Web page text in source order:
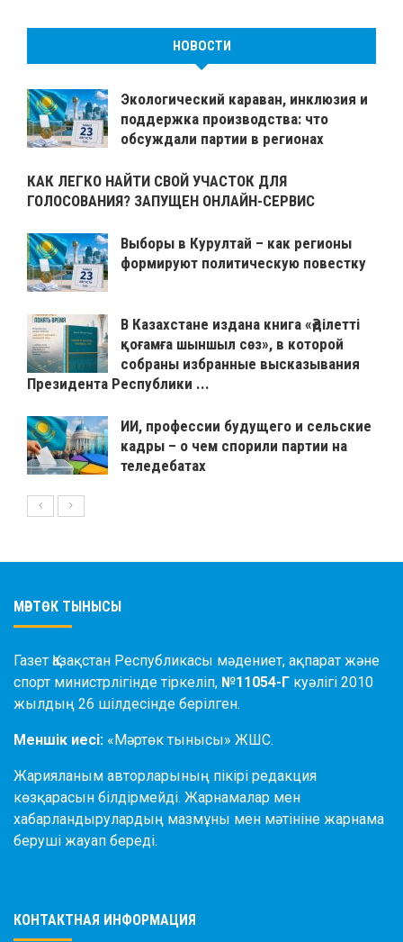
НОВОСТИ
Экологический караван, инклюзия и
поддержка производства: что
обсуждали партии в регионах
КАК ЛЕГКО НАЙТИ СВОЙ УЧАСТОК ДЛЯ
ГОЛОСОВАНИЯ? ЗАПУЩЕН ОНЛАЙН-СЕРВИС
Выборы в Курултай – как регионы
формируют политическую повестку
В Казахстане издана книга «Әділетті
қоғамға шыншыл сөз», в которой
собраны избранные высказывания
Президента Республики ...
ИИ, профессии будущего и сельские
кадры – о чем спорили партии на
теледебатах
МӘРТӨК ТЫНЫСЫ
Газет Қазақстан Республикасы мәдениет, ақпарат және
спорт министрлігінде тіркеліп, №11054-Г куәлігі 2010
жылдың 26 шілдесінде берілген.
Меншік иесі: «Мәртөк тынысы» ЖШС.
Жарияланым авторларының пікірі редакция
көзқарасын білдірмейді. Жарнамалар мен
хабарландырулардың мазмұны мен мәтініне жарнама
беруші жауап береді.
КОНТАКТНАЯ ИНФОРМАЦИЯ